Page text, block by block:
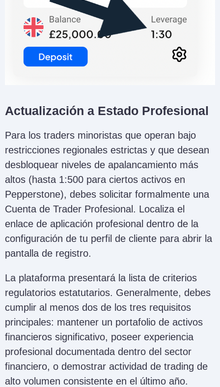
Actualización a Estado Profesional
Para los traders minoristas que operan bajo
restricciones regionales estrictas y que desean
desbloquear niveles de apalancamiento más
altos (hasta 1:500 para ciertos activos en
Pepperstone), debes solicitar formalmente una
Cuenta de Trader Profesional. Localiza el
enlace de aplicación profesional dentro de la
configuración de tu perfil de cliente para abrir la
pantalla de registro.
La plataforma presentará la lista de criterios
regulatorios estatutarios. Generalmente, debes
cumplir al menos dos de los tres requisitos
principales: mantener un portafolio de activos
financieros significativo, poseer experiencia
profesional documentada dentro del sector
financiero, o demostrar actividad de trading de
alto volumen consistente en el último año.